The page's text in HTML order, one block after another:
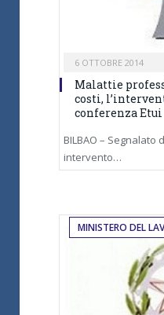
6 OTTOBRE 2014
Malattie
costi,
conferenza Etui
BILBAO – Segnalato
intervento…
MINISTERO DEL